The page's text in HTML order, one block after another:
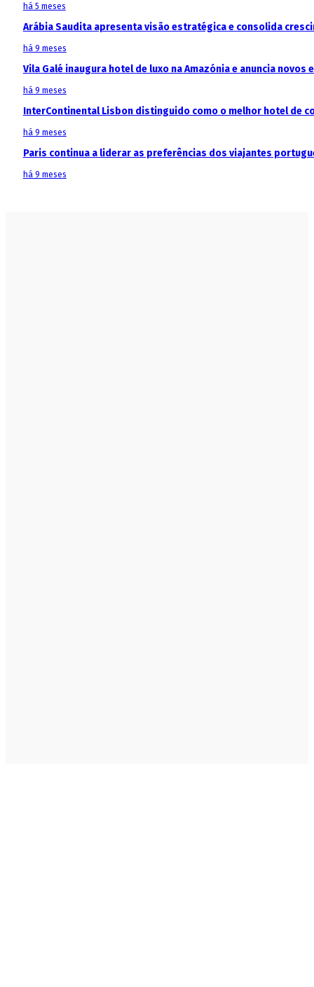
há 5 meses
Arábia Saudita apresenta visão estratégica e consolida
há 9 meses
Vila Galé inaugura hotel de luxo na Amazónia e anuncia
há 9 meses
InterContinental Lisbon distinguido como o melhor hotel de
há 9 meses
Paris continua a liderar as preferências dos viajantes
há 9 meses